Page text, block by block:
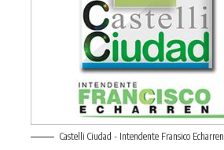
Castelli Ciudad - Intendente Fransico Echarren